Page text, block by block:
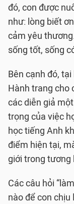
đó, con được
như: lòng biết
cảm yêu
sống tốt, sống
Bên cạnh đó,
Hành trang cho
các diễn giả
trọng của việc
học tiếng Anh
điểm hiện tại,
giới trong tương
Các câu hỏi
nào để con chịu